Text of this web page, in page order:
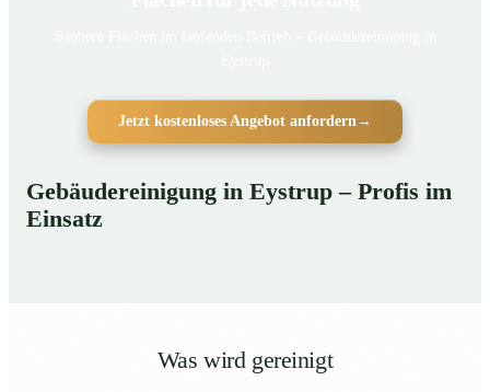
Jetzt kostenloses Angebot anfordern→
Gebäudereinigung in Eystrup – Profis im
Einsatz
Was wird gereinigt